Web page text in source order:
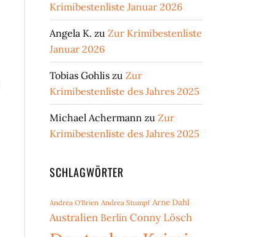
Krimibestenliste Januar 2026
Angela K. zu Zur Krimibestenliste
Januar 2026
Tobias Gohlis zu Zur
Krimibestenliste des Jahres 2025
Michael Achermann zu Zur
Krimibestenliste des Jahres 2025
SCHLAGWÖRTER
Andrea O'Brien Andrea Stumpf Arne Dahl
Australien Berlin Conny Lösch